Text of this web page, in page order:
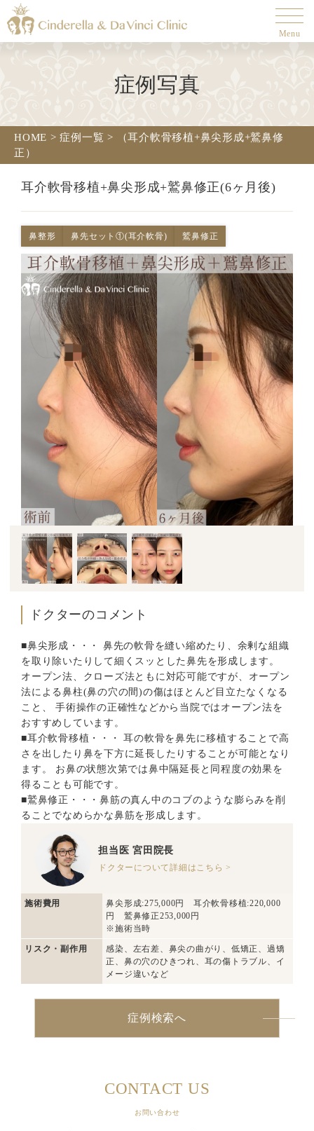
Menu
症例写真
HOME >症例一覧 >
（耳介軟骨移植+鼻尖形成+鷲鼻修
正）
耳介軟骨移植+鼻尖形成+鷲鼻修正(6ヶ月後)
鼻整形 鼻先セット①(耳介軟骨) 鷲鼻修正
ドクターのコメント
■鼻尖形成・・・ 鼻先の軟骨を縫い縮めたり、余剰な組織
を取り除いたりして細くスッとした鼻先を形成します。
オープン法、クローズ法ともに対応可能ですが、オープン
法による鼻柱(鼻の穴の間)の傷はほとんど目立たなくなる
こと、 手術操作の正確性などから当院ではオープン法を
おすすめしています。
■耳介軟骨移植・・・ 耳の軟骨を鼻先に移植することで高
さを出したり鼻を下方に延長したりすることが可能となり
ます。 お鼻の状態次第では鼻中隔延長と同程度の効果を
得ることも可能です。
■鷲鼻修正・・・鼻筋の真ん中のコブのような膨らみを削
ることでなめらかな鼻筋を形成します。
担当医 宮田院長
ドクターについて詳細はこちら >
施術費用
鼻尖形成:275,000円 耳介軟骨移植:220,000
円 鷲鼻修正253,000円
※施術当時
リスク・副作用
感染、左右差、鼻尖の曲がり、低矯正、過矯
正、鼻の穴のひきつれ、耳の傷トラブル、イ
メージ違いなど
症例検索へ
CONTACT US
お問い合わせ